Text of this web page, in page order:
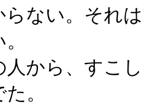
らない。それ
人から、すこ
。